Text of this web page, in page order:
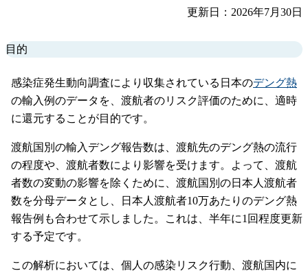
更新日：2026年7月30日
目的
感染症発生動向調査により収集されている日本のデング熱
の輸入例のデータを、渡航者のリスク評価のために、適時
に還元することが目的です。
渡航国別の輸入デング報告数は、渡航先のデング熱の流行
の程度や、渡航者数により影響を受けます。よって、渡航
者数の変動の影響を除くために、渡航国別の日本人渡航者
数を分母データとし、日本人渡航者10万あたりのデング熱
報告例も合わせて示しました。これは、半年に1回程度更新
する予定です。
この解析においては、個人の感染リスク行動、渡航国内に